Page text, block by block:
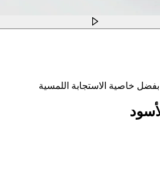
خاصية الاستجابة اللمسية